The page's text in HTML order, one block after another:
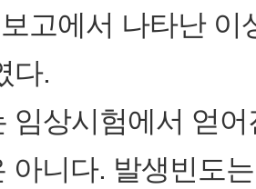
고에서 나타난
다.
임상시험에서 얻
아니다. 발생빈도